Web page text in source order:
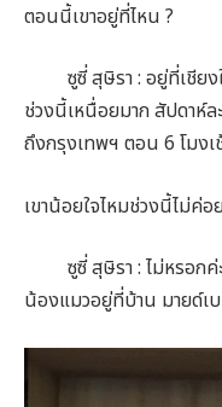
ตอนนี้เขาอยู่ที่ไหน ?
ซูซี่ สุษิรา : อยู่ที่เชียงใ
ช่วงนี้เหนื่อยมาก สัปดาห์
ถึงกรุงเทพฯ ตอน 6 โมง
เขาน้อยใจไหมช่วงนี้ไม่ค่อ
ซูซี่ สุษิรา : ไม่หรอกค่ะ
น้องแมวอยู่ที่บ้าน มายด์เ